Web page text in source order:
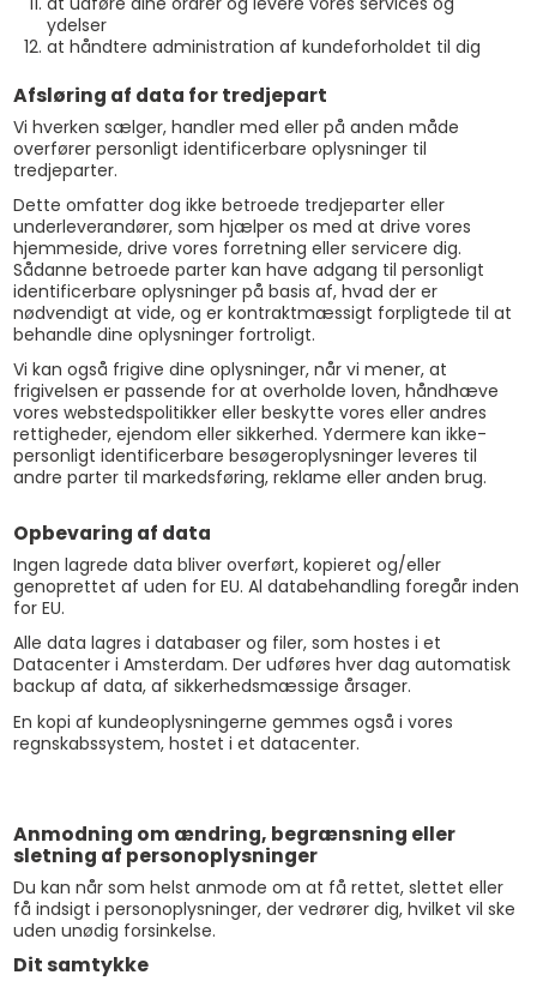
ydelser
at håndtere administration af kundeforholdet til dig
Afsløring af data for tredjepart
Vi hverken sælger, handler med eller på anden måde
overfører personligt identificerbare oplysninger til
tredjeparter.
Dette omfatter dog ikke betroede tredjeparter eller
underleverandører, som hjælper os med at drive vores
hjemmeside, drive vores forretning eller servicere dig.
Sådanne betroede parter kan have adgang til personligt
identificerbare oplysninger på basis af, hvad der er
nødvendigt at vide, og er kontraktmæssigt forpligtede til at
behandle dine oplysninger fortroligt.
Vi kan også frigive dine oplysninger, når vi mener, at
frigivelsen er passende for at overholde loven, håndhæve
vores webstedspolitikker eller beskytte vores eller andres
rettigheder, ejendom eller sikkerhed. Ydermere kan ikke-
personligt identificerbare besøgeroplysninger leveres til
andre parter til markedsføring, reklame eller anden brug.
Opbevaring af data
Ingen lagrede data bliver overført, kopieret og/eller
genoprettet af uden for EU. Al databehandling foregår inden
for EU.
Alle data lagres i databaser og filer, som hostes i et
Datacenter i Amsterdam. Der udføres hver dag automatisk
backup af data, af sikkerhedsmæssige årsager.
En kopi af kundeoplysningerne gemmes også i vores
regnskabssystem, hostet i et datacenter.
Anmodning om ændring, begrænsning eller
sletning af personoplysninger
Du kan når som helst anmode om at få rettet, slettet eller
få indsigt i personoplysninger, der vedrører dig, hvilket vil ske
uden unødig forsinkelse.
Dit samtykke